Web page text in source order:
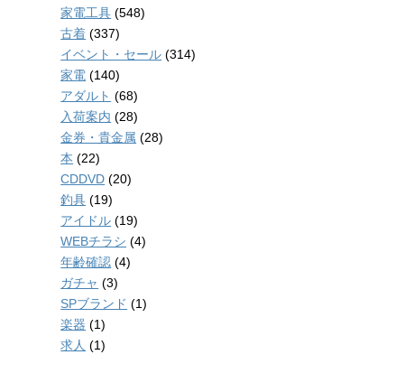
家電工具 (548)
古着 (337)
イベント・セール (314)
家電 (140)
アダルト (68)
入荷案内 (28)
金券・貴金属 (28)
本 (22)
CDDVD (20)
釣具 (19)
アイドル (19)
WEBチラシ (4)
年齢確認 (4)
ガチャ (3)
SPブランド (1)
楽器 (1)
求人 (1)